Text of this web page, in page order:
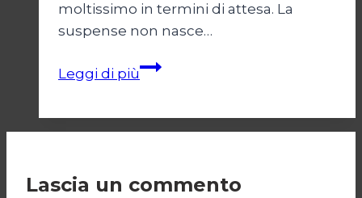
moltissimo in termini di attesa. La
suspense non nasce…
Leggi di piùDue
Lascia un commento